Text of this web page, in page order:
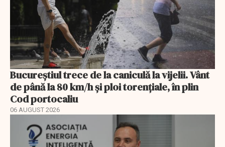
Bucureștiul trece de la caniculă la vijelii. Vânt
de până la 80 km/h și ploi torențiale, în plin
Cod portocaliu
06 AUGUST 2026